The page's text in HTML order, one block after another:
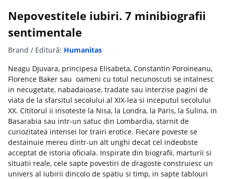
Nepovestitele iubiri. 7 minibiografii
sentimentale
Brand / Editură: Humanitas
Neagu Djuvara, principesa Elisabeta, Constantin Poroineanu,
Florence Baker sau oameni cu totul necunoscuti se intalnesc
in necugetate, nabadaioase, tradate sau interzise pagini de
viata de la sfarsitul secolului al XIX-lea si inceputul secolului
XX. Cititorul ii insoteste la Nisa, la Londra, la Paris, la Sulina, in
Basarabia sau intr-un satuc din Lombardia, starnit de
curiozitatea intensei lor trairi erotice. Fiecare poveste se
destainuie mereu dintr-un alt unghi decat cel indeobste
acceptat de istoria oficiala. Inspirate din biografii, marturii si
situatii reale, cele sapte povestiri de dragoste construiesc un
univers al iubirii dincolo de spatiu si timp, in sapte tablouri